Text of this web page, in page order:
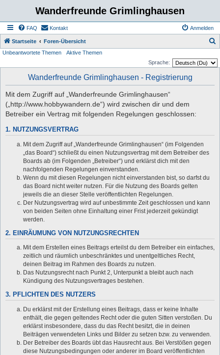
Wanderfreunde Grimlinghausen
FAQ Kontakt Anmelden
Startseite Foren-Übersicht
Unbeantwortete Themen
Aktive Themen
Sprache:
Wanderfreunde Grimlinghausen - Registrierung
Mit dem Zugriff auf „Wanderfreunde Grimlinghausen“
(„http://www.hobbywandern.de“) wird zwischen dir und dem
Betreiber ein Vertrag mit folgenden Regelungen geschlossen:
1. NUTZUNGSVERTRAG
Mit dem Zugriff auf „Wanderfreunde Grimlinghausen“ (im Folgenden
„das Board“) schließt du einen Nutzungsvertrag mit dem Betreiber des
Boards ab (im Folgenden „Betreiber“) und erklärst dich mit den
nachfolgenden Regelungen einverstanden.
Wenn du mit diesen Regelungen nicht einverstanden bist, so darfst du
das Board nicht weiter nutzen. Für die Nutzung des Boards gelten
jeweils die an dieser Stelle veröffentlichten Regelungen.
Der Nutzungsvertrag wird auf unbestimmte Zeit geschlossen und kann
von beiden Seiten ohne Einhaltung einer Frist jederzeit gekündigt
werden.
2. EINRÄUMUNG VON NUTZUNGSRECHTEN
Mit dem Erstellen eines Beitrags erteilst du dem Betreiber ein einfaches,
zeitlich und räumlich unbeschränktes und unentgeltliches Recht,
deinen Beitrag im Rahmen des Boards zu nutzen.
Das Nutzungsrecht nach Punkt 2, Unterpunkt a bleibt auch nach
Kündigung des Nutzungsvertrages bestehen.
3. PFLICHTEN DES NUTZERS
Du erklärst mit der Erstellung eines Beitrags, dass er keine Inhalte
enthält, die gegen geltendes Recht oder die guten Sitten verstoßen. Du
erklärst insbesondere, dass du das Recht besitzt, die in deinen
Beiträgen verwendeten Links und Bilder zu setzen bzw. zu verwenden.
Der Betreiber des Boards übt das Hausrecht aus. Bei Verstößen gegen
diese Nutzungsbedingungen oder anderer im Board veröffentlichten